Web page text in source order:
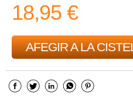
18,95 €
AFEGIR A LA